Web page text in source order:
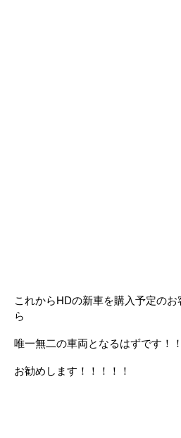
これからHDの新車を購入予定の
ら
唯一無二の車両となるはずです！！
お勧めします！！！！！